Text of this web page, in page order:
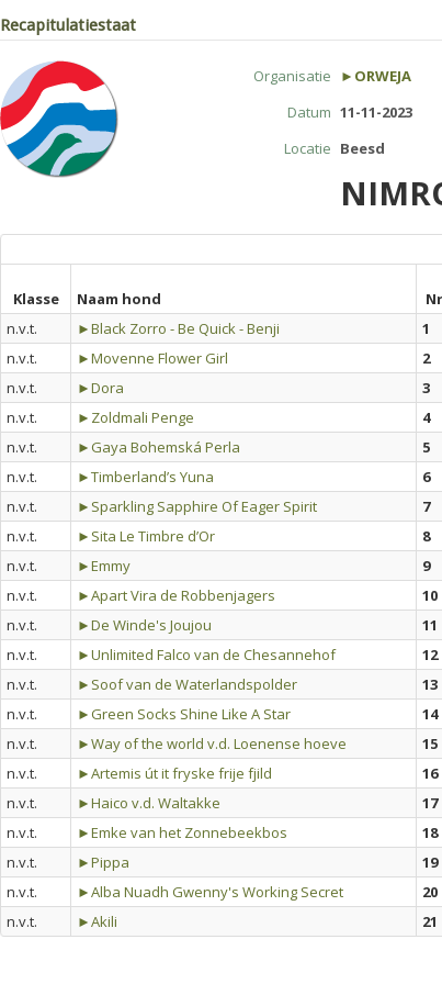
Recapitulatiestaat
Organisatie
►ORWEJA
Datum 11-11-2023
Locatie Beesd
Klasse Naam hond Nr
n.v.t.
►Black Zorro - Be Quick - Benji 1
n.v.t.
►Movenne Flower Girl 2
n.v.t.
►Dora 3
n.v.t.
►Zoldmali Penge 4
n.v.t.
►Gaya Bohemská Perla 5
n.v.t.
►Timberland’s Yuna 6
n.v.t.
►Sparkling Sapphire Of Eager Spirit 7
n.v.t.
►Sita Le Timbre d’Or 8
n.v.t.
►Emmy 9
n.v.t.
►Apart Vira de Robbenjagers 10
n.v.t.
►De Winde's Joujou 11
n.v.t.
►Unlimited Falco van de Chesannehof 12
n.v.t.
►Soof van de Waterlandspolder 13
n.v.t.
►Green Socks Shine Like A Star 14
n.v.t.
►Way of the world v.d. Loenense hoeve 15
n.v.t.
►Artemis út it fryske frije fjild 16
n.v.t.
►Haico v.d. Waltakke 17
n.v.t.
►Emke van het Zonnebeekbos 18
n.v.t.
►Pippa 19
n.v.t.
►Alba Nuadh Gwenny's Working Secret 20
n.v.t.
►Akili 21